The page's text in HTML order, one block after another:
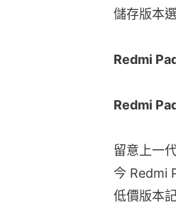
儲存版本
Redmi
Redmi
留意上一
今 Redmi
低價版本